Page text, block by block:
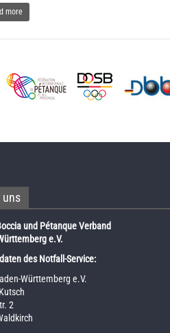
more
uns
und Pétanque Verband
e.V.
des Notfall-Service:
Württemberg e.V.
2